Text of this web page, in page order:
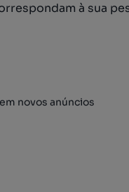
à sua
novos anúncios